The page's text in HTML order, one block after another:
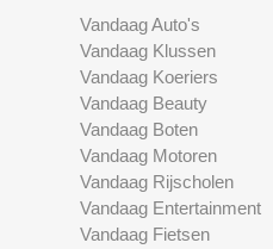
Vandaag Auto's
Vandaag Klussen
Vandaag Koeriers
Vandaag Beauty
Vandaag Boten
Vandaag Motoren
Vandaag Rijscholen
Vandaag Entertainment
Vandaag Fietsen